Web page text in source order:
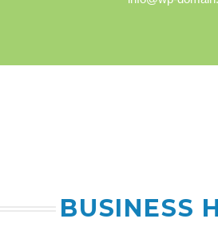
BUSINESS